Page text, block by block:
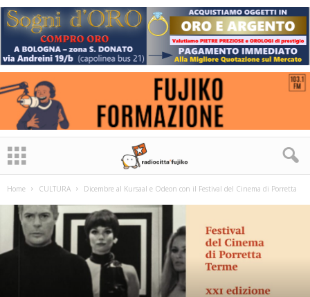
Home CULTURA Dicembre al Kursaal e Odeon con il Festival del Cinema di Porretta